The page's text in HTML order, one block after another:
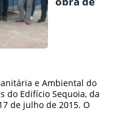
e Ambiental do
do Edifício Sequoia, da
de julho de 2015. O